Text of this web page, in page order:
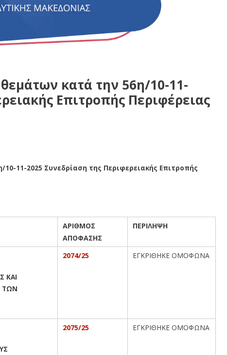
κατά την 56η/10-11-
Επιτροπής Περιφέρειας
11-2025 Συνεδρίαση της Περιφερειακής Επιτροπής
ΑΡΙΘΜΟΣ
ΑΠΟΦΑΣΗΣ
ΠΕΡΙΛΗΨΗ
ΚΑΙ
ΤΩΝ
2074/25 ΕΓΚΡΙΘΗΚΕ ΟΜΟΦΩΝΑ
2075/25 ΕΓΚΡΙΘΗΚΕ ΟΜΟΦΩΝΑ